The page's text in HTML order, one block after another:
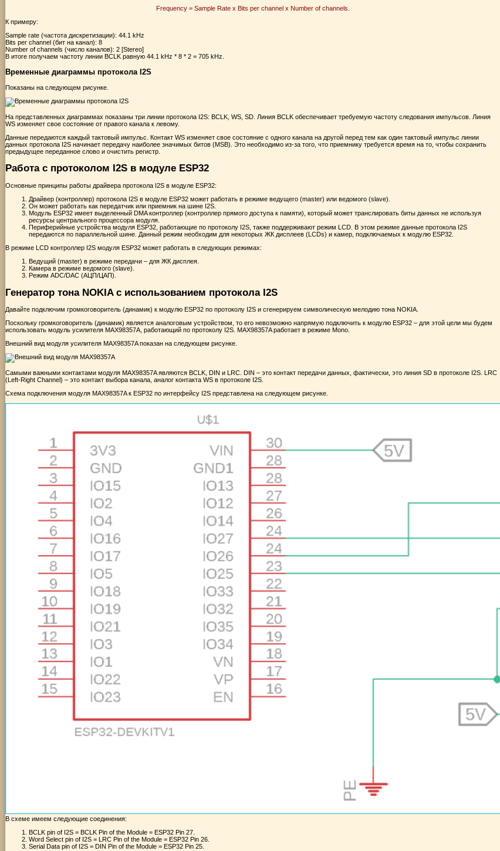
Frequency = Sample Rate x Bits per channel x Number of channels.
К примеру:
Sample rate (частота дискретизации): 44.1 kHz
Bits per channel (бит на канал): 8
Number of channels (число каналов): 2 [Stereo]
В итоге получаем частоту линии BCLK равную 44.1 kHz * 8 * 2 = 705 kHz.
Временные диаграммы протокола I2S
Показаны на следующем рисунке.
На представленных диаграммах показаны три линии протокола I2S: BCLK, WS, SD. Линия BCLK обеспечивает требуемую частоту следования импульсов. Линия
WS изменяет свое состояние от правого канала к левому.
Данные передаются каждый тактовый импульс. Контакт WS изменяет свое состояние с одного канала на другой перед тем как один тактовый импульс линии
данных протокола I2S начинает передачу наиболее значимых битов (MSB). Это необходимо из-за того, что приемнику требуется время на то, чтобы сохранить
предыдущее переданное слово и очистить регистр.
Работа с протоколом I2S в модуле ESP32
Основные принципы работы драйвера протокола I2S в модуле ESP32:
Драйвер (контроллер) протокола I2S в модуле ESP32 может работать в режиме ведущего (master) или ведомого (slave).
Он может работать как передатчик или приемник на шине I2S.
Модуль ESP32 имеет выделенный DMA контроллер (контроллер прямого доступа к памяти), который может транслировать биты данных не используя
ресурсы центрального процессора модуля.
Периферийные устройства модуля ESP32, работающие по протоколу I2S, также поддерживают режим LCD. В этом режиме данные протокола I2S
передаются по параллельной шине. Данный режим необходим для некоторых ЖК дисплеев (LCDs) и камер, подключаемых к модулю ESP32.
В режиме LCD контроллер I2S модуля ESP32 может работать в следующих режимах:
Ведущий (master) в режиме передачи – для ЖК дисплея.
Камера в режиме ведомого (slave).
Режим ADC/DAC (АЦП/ЦАП).
Генератор тона NOKIA с использованием протокола I2S
Давайте подключим громкоговоритель (динамик) к модулю ESP32 по протоколу I2S и сгенерируем символическую мелодию тона NOKIA.
Поскольку громкоговоритель (динамик) является аналоговым устройством, то его невозможно напрямую подключить к модулю ESP32 – для этой цели мы будем
использовать модуль усилителя MAX98357A, работающий по протоколу I2S. MAX98357A работает в режиме Mono.
Внешний вид модуля усилителя MAX98357A показан на следующем рисунке.
Самыми важными контактами модуля MAX98357A являются BCLK, DIN и LRC. DIN – это контакт передачи данных, фактически, это линия SD в протоколе I2S. LRC
(Left-Right Channel) – это контакт выбора канала, аналог контакта WS в протоколе I2S.
Схема подключения модуля MAX98357A к ESP32 по интерфейсу I2S представлена на следующем рисунке.
В схеме имеем следующие соединения:
BCLK pin of I2S = BCLK Pin of the Module = ESP32 Pin 27.
Word Select pin of I2S = LRC Pin of the Module = ESP32 Pin 26.
Serial Data pin of I2S = DIN Pin of the Module = ESP32 Pin 25.